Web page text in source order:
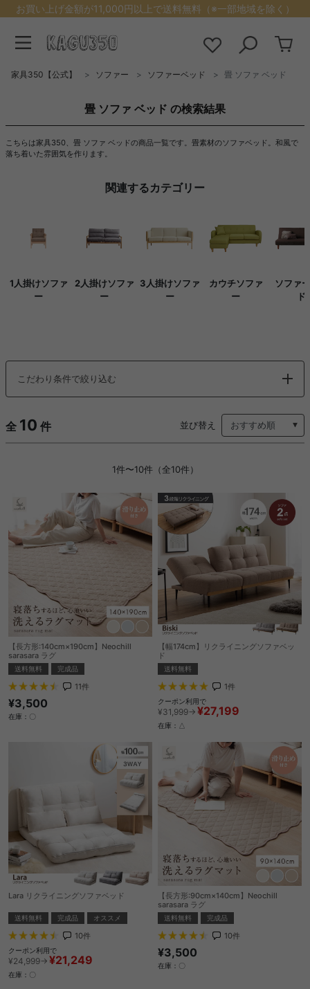
お買い上げ金額が11,000円以上で送料無料（※一部地域を除く）
家具350【公式】 ソファー ソファーベッド 畳 ソファ ベッド
畳 ソファ ベッド の検索結果
こちらは家具350、畳 ソファ ベッドの商品一覧です。畳素材のソファベッド。和風で
落ち着いた雰囲気を作ります。
関連するカテゴリー
1人掛けソファ
ー
2人掛けソファ
ー
3人掛けソファ
ー
カウチソファ
ー
ソファ
ド
こだわり条件で絞り込む
全 10 件 並び替え
1件〜10件（全10件）
【長方形:140cm×190cm】Neochill
sarasara ラグ
送料無料 完成品
11件
¥3,500
在庫：〇
【幅174cm】リクライニングソファベッ
ド
送料無料
1件
クーポン利用で
¥31,999→ ¥27,199
在庫：△
Lara リクライニングソファベッド
送料無料 完成品 オススメ
10件
クーポン利用で
¥24,999→ ¥21,249
在庫：〇
【長方形:90cm×140cm】Neochill
sarasara ラグ
送料無料 完成品
10件
¥3,500
在庫：〇